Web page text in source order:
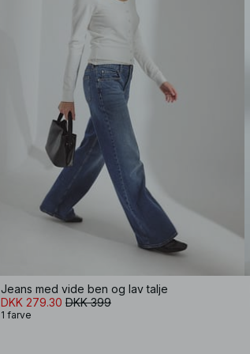
Jeans med vide ben og lav talje
DKK 279.30 DKK 399
1 farve